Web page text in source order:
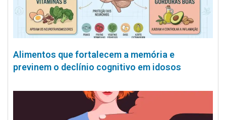
Alimentos que fortalecem a memória e
previnem o declínio cognitivo em idosos